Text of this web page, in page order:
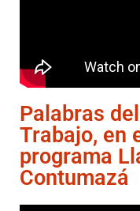
Palabras
Trabajo, en
programa
Contumazá